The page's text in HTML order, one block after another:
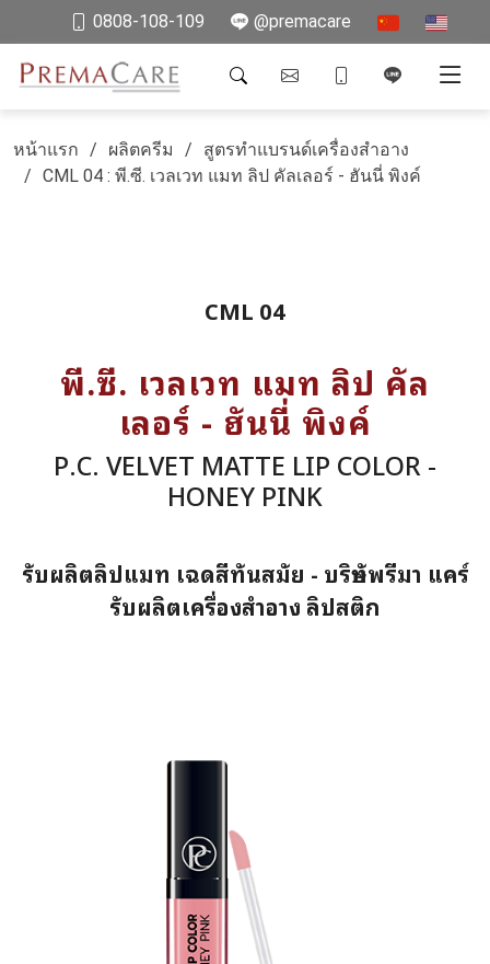
0808-108-109 @premacare
หน้าแรก ผลิตครีม
สูตรทำแบรนด์เครื่องสำอาง
CML 04 : พี.ซี. เวลเวท แมท ลิป คัลเลอร์ - ฮันนี่ พิงค์
CML 04
พี.ซี. เวลเวท แมท ลิป คัล
เลอร์ - ฮันนี่ พิงค์
P.C. VELVET MATTE LIP COLOR -
HONEY PINK
รับผลิตลิปแมท เฉดสีทันสมัย - บริษัทพรีมา แคร์
รับผลิตเครื่องสำอาง ลิปสติก